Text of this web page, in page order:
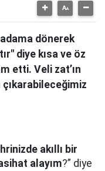
dönerek
diye kısa ve öz
etti. Veli zat’ın
akıllı bir
alayım?” diye